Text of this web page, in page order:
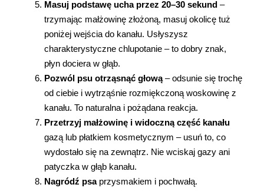
Masuj podstawę ucha przez 20–30 sekund –
trzymając małżowinę złożoną, masuj okolicę tuż
poniżej wejścia do kanału. Usłyszysz
charakterystyczne chlupotanie – to dobry znak,
płyn dociera w głąb.
Pozwól psu otrząsnąć głową – odsunie się trochę
od ciebie i wytrząśnie rozmiękczoną woskowinę z
kanału. To naturalna i pożądana reakcja.
Przetrzyj małżowinę i widoczną część kanału
gazą lub płatkiem kosmetycznym – usuń to, co
wydostało się na zewnątrz. Nie wciskaj gazy ani
patyczka w głąb kanału.
Nagródź psa przysmakiem i pochwałą.